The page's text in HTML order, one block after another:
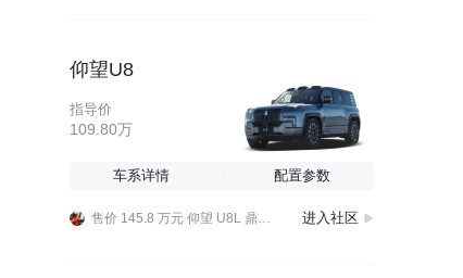
仰望U8
指导价
109.80万
车系详情 配置参数
仰望U8L典藏版到店，四座尊享独一无二
售价 145.8 万元 仰望 U8L 鼎藏版正式上市
高定版的U9内饰大家怎么看？
进入社区